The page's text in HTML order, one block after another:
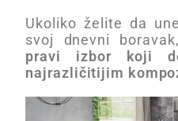
Ukoliko želite da
svoj dnevni
pravi izbor koji
najrazličitijim